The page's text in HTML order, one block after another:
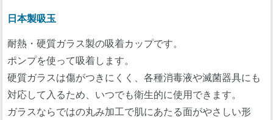
日本製吸玉
耐熱・硬質ガラス製の吸着カップです。
ポンプを使って吸着します。
硬質ガラスは傷がつきにくく、各種消毒液や滅菌器具にも
対応して入るため、いつでも衛生的に使用できます。
ガラスならではの丸み加工で肌にあたる面がやさしい形